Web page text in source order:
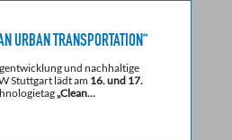
URBAN TRANSPORTATION“
und nachhaltige
Stuttgart lädt am 16. und 17.
„Clean…